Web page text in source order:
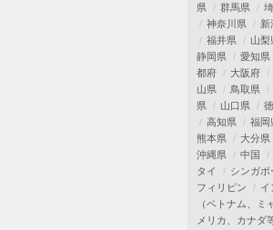
県
群馬県
神奈川県
新
福井県
山梨
静岡県
愛知県
都府
大阪府
山県
鳥取県
県
山口県
高知県
福岡
熊本県
大分県
沖縄県
中国
タイ
シンガポ
フィリピン
イ
（ベトナム、ミ
メリカ、カナダ